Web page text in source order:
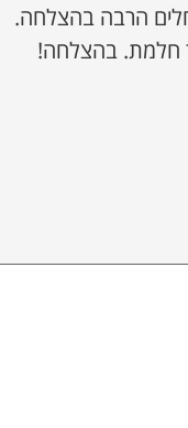
הרבה בהצלחה.
חלמת. בהצלחה!